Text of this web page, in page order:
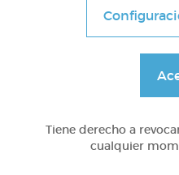
Conociendo
Tiene derecho a
cualquier